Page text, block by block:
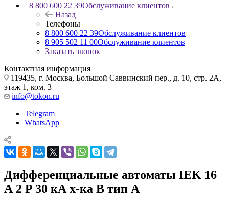
8 800 600 22 39Обслуживание клиентов
Назад
Телефоны
8 800 600 22 39Обслуживание клиентов
8 905 502 11 00Обслуживание клиентов
Заказать звонок
Контактная информация
119435, г. Москва, Большой Саввинский пер., д. 10, стр. 2А,
этаж 1, ком. 3
info@tokon.ru
Telegram
WhatsApp
Дифференциальные автоматы IEK 16
А 2 P 30 кА х-ка B тип A